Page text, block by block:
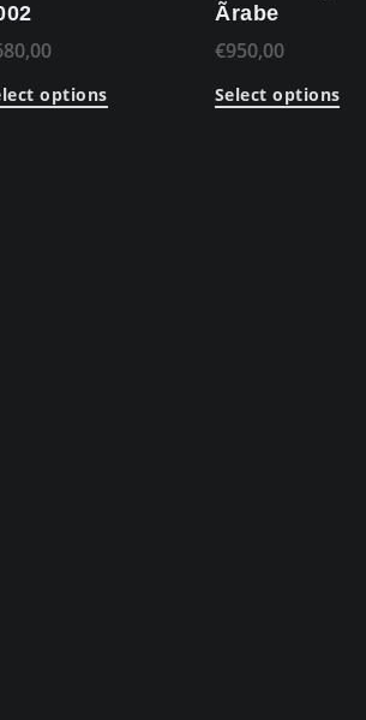
options
Ãrabe
€950,00
Select options